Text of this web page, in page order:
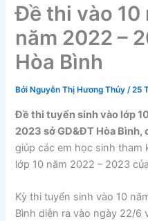
Đề thi vào 10
năm 2022 –
Hòa Bình
Bởi Nguyễn Thị Hương Thủy/25
Đề thi tuyển sinh vào lớp
2023 sở GD&ĐT Hòa Bình,
giúp các em học sinh tham
lớp 10 năm 2022 – 2023
Kỳ thi tuyển sinh vào 10
Bình diễn ra vào ngày 22/